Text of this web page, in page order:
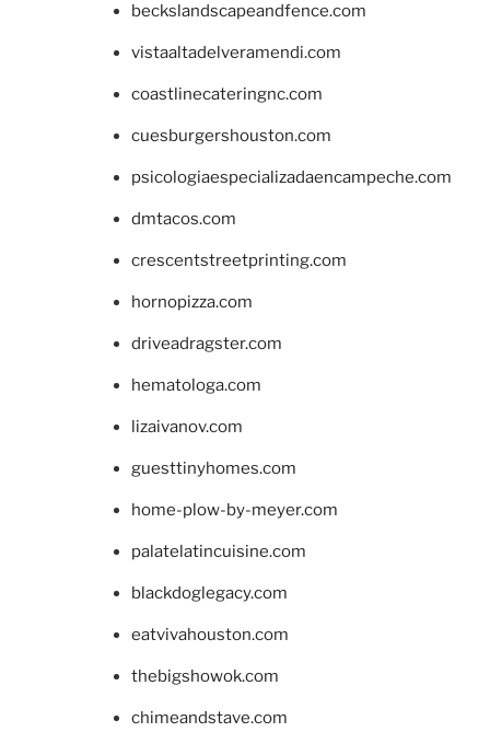
beckslandscapeandfence.com
vistaaltadelveramendi.com
coastlinecateringnc.com
cuesburgershouston.com
psicologiaespecializadaencampeche.com
dmtacos.com
crescentstreetprinting.com
hornopizza.com
driveadragster.com
hematologa.com
lizaivanov.com
guesttinyhomes.com
home-plow-by-meyer.com
palatelatincuisine.com
blackdoglegacy.com
eatvivahouston.com
thebigshowok.com
chimeandstave.com